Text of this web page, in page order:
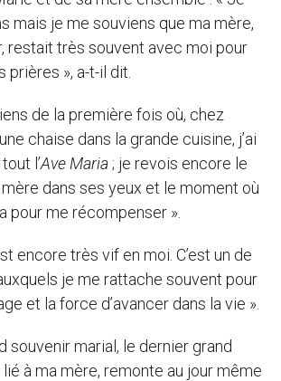
mais je me souviens que ma mère,
restait très souvent avec moi pour
prières », a-t-il dit.
de la première fois où, chez
chaise dans la grande cuisine, j’ai
l’Ave Maria; je revois encore le
dans ses yeux et le moment où
pour me récompenser ».
encore très vif en moi. C’est un de
je me rattache souvent pour
et la force d’avancer dans la vie ».
souvenir marial, le dernier grand
à ma mère, remonte au jour même